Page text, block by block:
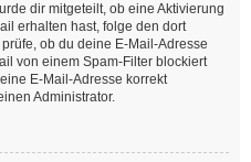
dir mitgeteilt, ob eine Aktivierung
erhalten hast, folge den dort
ob du deine E-Mail-Adresse
von einem Spam-Filter blockiert
E-Mail-Adresse korrekt
Administrator.